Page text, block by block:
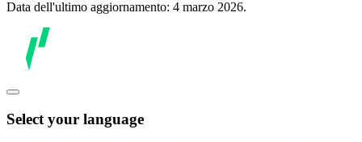
Data dell'ultimo aggiornamento: 4 marzo 2026.
Select your language